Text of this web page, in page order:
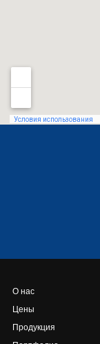
О нас
Цены
Продукция